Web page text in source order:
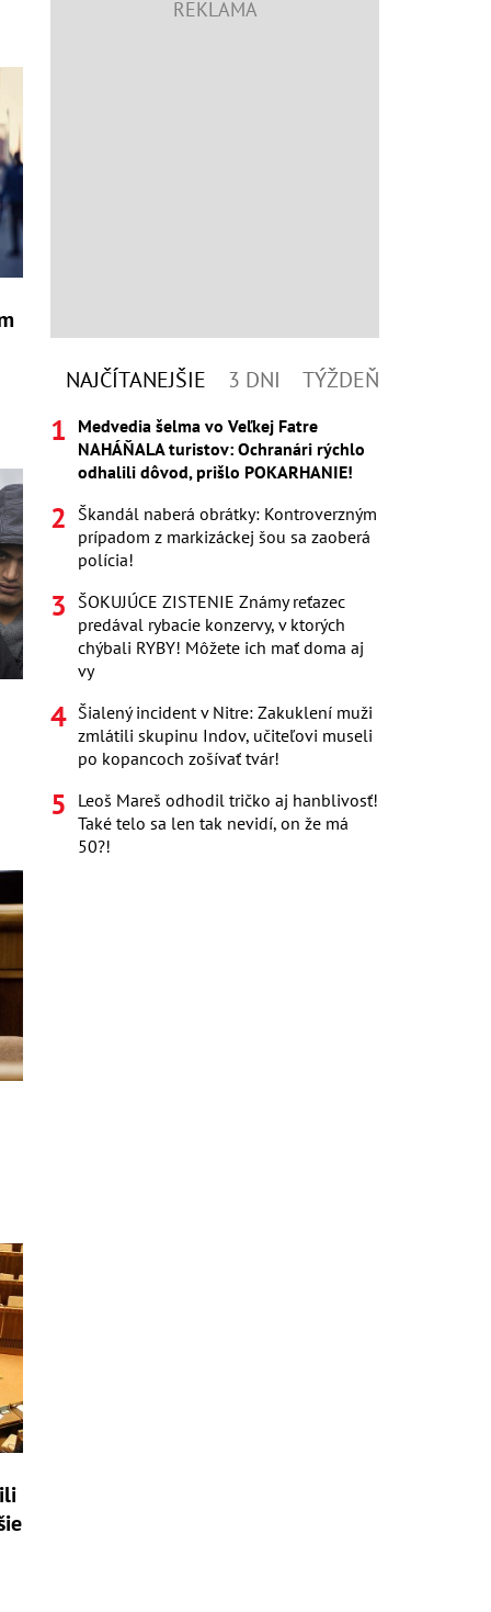
NAJČÍTANEJŠIE 3 DNI TÝŽDEŇ
Medvedia šelma vo Veľkej Fatre
NAHÁŇALA turistov: Ochranári rýchlo
odhalili dôvod, prišlo POKARHANIE!
Škandál naberá obrátky: Kontroverzným
prípadom z markizáckej šou sa zaoberá
polícia!
ŠOKUJÚCE ZISTENIE Známy reťazec
predával rybacie konzervy, v ktorých
chýbali RYBY! Môžete ich mať doma aj
vy
Šialený incident v Nitre: Zakuklení muži
zmlátili skupinu Indov, učiteľovi museli
po kopancoch zošívať tvár!
Leoš Mareš odhodil tričko aj hanblivosť!
Také telo sa len tak nevidí, on že má
50?!